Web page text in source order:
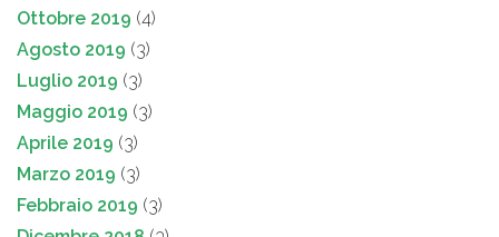
Ottobre 2019 (4)
Agosto 2019 (3)
Luglio 2019 (3)
Maggio 2019 (3)
Aprile 2019 (3)
Marzo 2019 (3)
Febbraio 2019 (3)